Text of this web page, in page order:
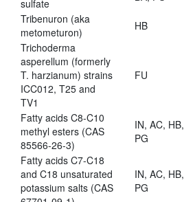
sulfate
Tribenuron (aka
metometuron)
HB
Trichoderma
asperellum (formerly
T. harzianum) strains
ICC012, T25 and
TV1
FU
Fatty acids C8-C10
methyl esters (CAS
85566-26-3)
IN, AC, HB,
PG
Fatty acids C7-C18
and C18 unsaturated
potassium salts (CAS
IN, AC, HB,
PG